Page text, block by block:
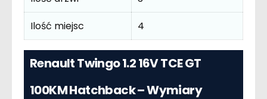
Ilość miejsc
4
Renault Twingo 1.2 16V TCE GT
100KM Hatchback – Wymiary